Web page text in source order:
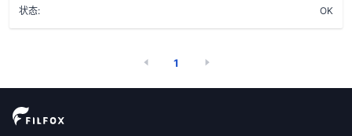
状态:
OK
1